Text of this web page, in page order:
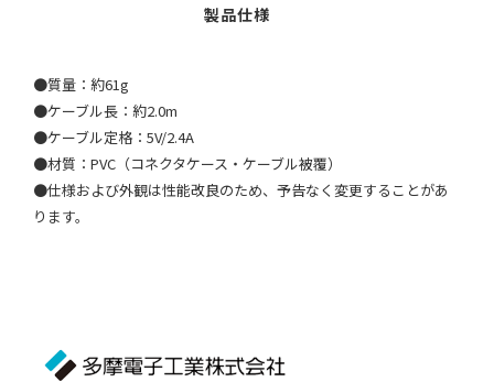
●質量：約61g
●ケーブル長：約2.0m
●ケーブル定格：5V/2.4A
●材質：PVC（コネクタケース・ケーブル被覆）
●仕様および外観は性能改良のため、予告なく変更することがあ
ります。